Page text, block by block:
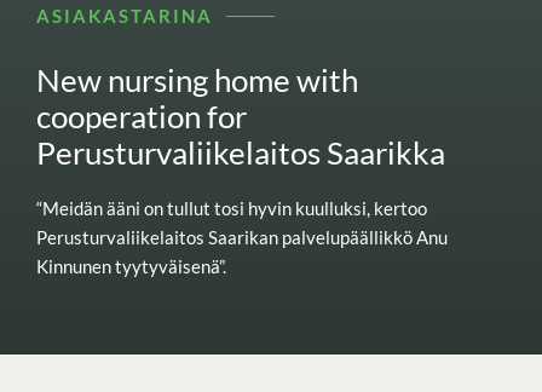
ASIAKASTARINA
New nursing home with
cooperation for
Perusturvaliikelaitos Saarikka
“Meidän ääni on tullut tosi hyvin kuulluksi, kertoo
Perusturvaliikelaitos Saarikan palvelupäällikkö Anu
Kinnunen tyytyväisenä”.